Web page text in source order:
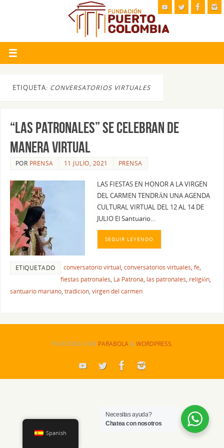
ETIQUETA: CONVERSATORIOS VIRTUALES
“LAS PATRONALES” SE CELEBRAN DE
MANERA VIRTUAL
POR PRENSA 11 JULIO, 2021 PRENSA
LAS FIESTAS EN HONOR A LA VIRGEN
DEL CARMEN TENDRÁN UNA AGENDA
CULTURAL VIRTUAL DEL 12 AL 14 DE
JULIO El Santuario…
SEGUIR LEYENDO
ETIQUETADO conversatorio virtual, conversatorios virtuales, fe,
fiestas patronales, La Patrona, las patronales, religión,
santuario mariano, tradicion, virgen del carmen
FUNCIONA CON PARABOLA&WORDPRESS.
Spanish
Necesitas ayuda?
Chatea con nosotros